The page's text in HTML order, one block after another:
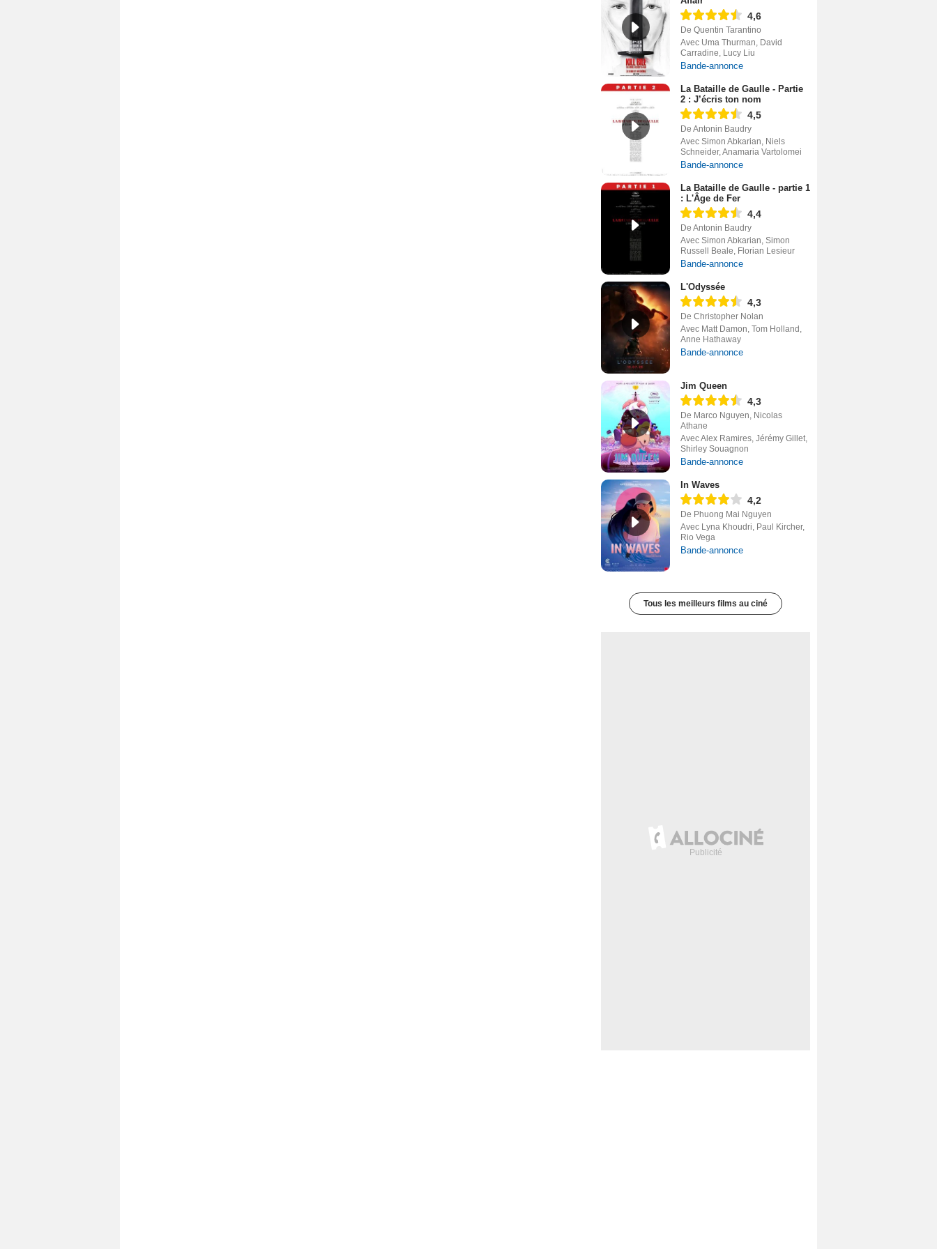
4,6
De Quentin Tarantino
Avec Uma Thurman, David
Carradine, Lucy Liu
Bande-annonce
La Bataille de Gaulle - Partie
2 : J’écris ton nom
4,5
De Antonin Baudry
Avec Simon Abkarian, Niels
Schneider, Anamaria Vartolomei
Bande-annonce
La Bataille de Gaulle - partie 1
: L'Âge de Fer
4,4
De Antonin Baudry
Avec Simon Abkarian, Simon
Russell Beale, Florian Lesieur
Bande-annonce
L'Odyssée
4,3
De Christopher Nolan
Avec Matt Damon, Tom Holland,
Anne Hathaway
Bande-annonce
Jim Queen
4,3
De Marco Nguyen, Nicolas
Athane
Avec Alex Ramires, Jérémy Gillet,
Shirley Souagnon
Bande-annonce
In Waves
4,2
De Phuong Mai Nguyen
Avec Lyna Khoudri, Paul Kircher,
Rio Vega
Bande-annonce
Tous les meilleurs films au ciné